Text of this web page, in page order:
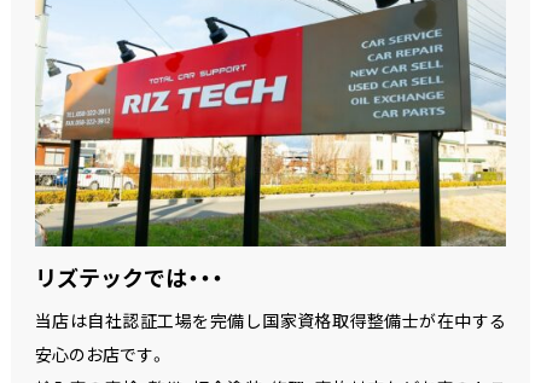
リズテックでは・・・
当店は自社認証工場を完備し国家資格取得整備士が在中する
安心のお店です。